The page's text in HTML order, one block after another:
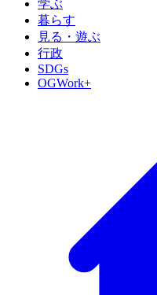
学ぶ
暮らす
見る・遊ぶ
行政
SDGs
OGWork+